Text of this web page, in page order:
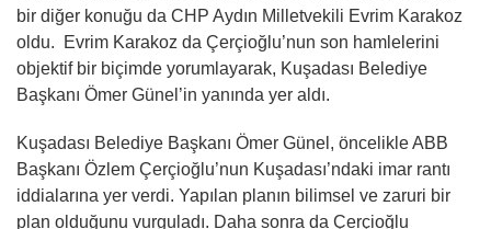
bir diğer konuğu da CHP Aydın Milletvekili Evrim Karakoz
oldu. Evrim Karakoz da Çerçioğlu’nun son hamlelerini
objektif bir biçimde yorumlayarak, Kuşadası Belediye
Başkanı Ömer Günel’in yanında yer aldı.
Kuşadası Belediye Başkanı Ömer Günel, öncelikle ABB
Başkanı Özlem Çerçioğlu’nun Kuşadası’ndaki imar rantı
iddialarına yer verdi. Yapılan planın bilimsel ve zaruri bir
plan olduğunu vurguladı. Daha sonra da Çerçioğlu